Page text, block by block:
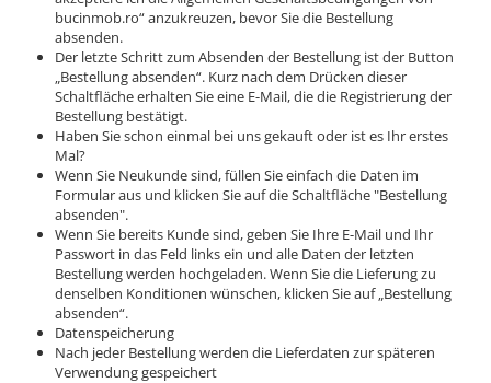
bucinmob.ro“ anzukreuzen, bevor Sie die Bestellung
absenden.
Der letzte Schritt zum Absenden der Bestellung ist der Button
„Bestellung absenden“. Kurz nach dem Drücken dieser
Schaltfläche erhalten Sie eine E-Mail, die die Registrierung der
Bestellung bestätigt.
Haben Sie schon einmal bei uns gekauft oder ist es Ihr erstes
Mal?
Wenn Sie Neukunde sind, füllen Sie einfach die Daten im
Formular aus und klicken Sie auf die Schaltfläche "Bestellung
absenden".
Wenn Sie bereits Kunde sind, geben Sie Ihre E-Mail und Ihr
Passwort in das Feld links ein und alle Daten der letzten
Bestellung werden hochgeladen. Wenn Sie die Lieferung zu
denselben Konditionen wünschen, klicken Sie auf „Bestellung
absenden“.
Datenspeicherung
Nach jeder Bestellung werden die Lieferdaten zur späteren
Verwendung gespeichert